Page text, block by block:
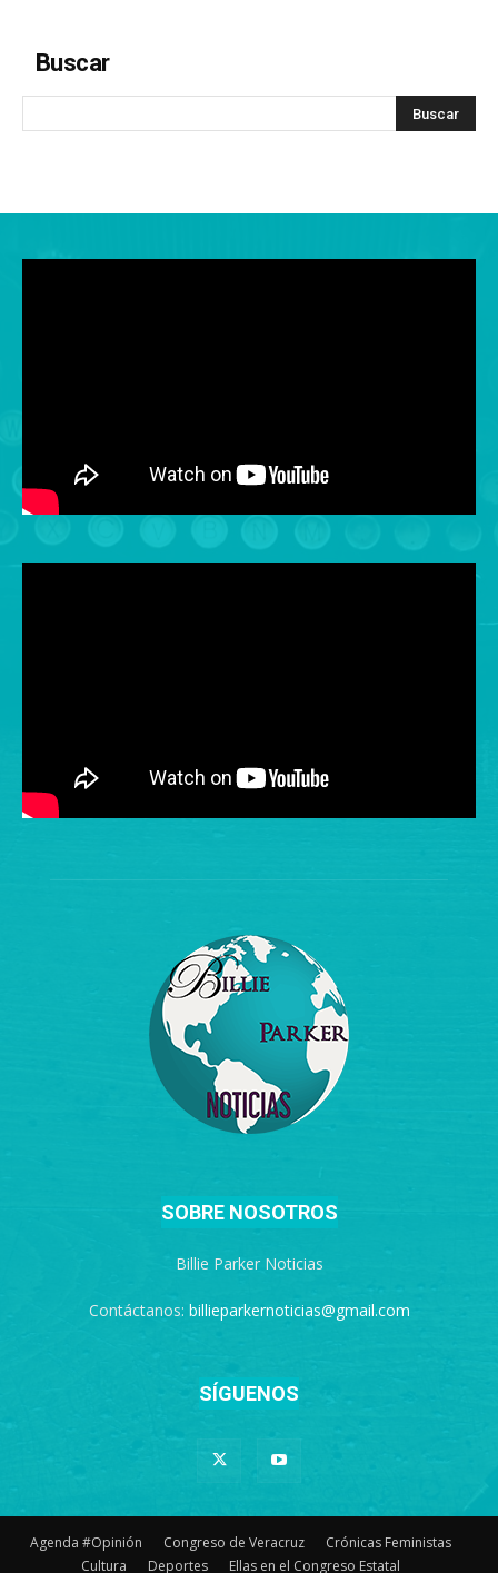
Buscar
SOBRE NOSOTROS
Billie Parker Noticias
Contáctanos: billieparkernoticias@gmail.com
SÍGUENOS
Agenda #Opinión Congreso de Veracruz
Crónicas Feministas
Cultura
Deportes Ellas en el Congreso Estatal